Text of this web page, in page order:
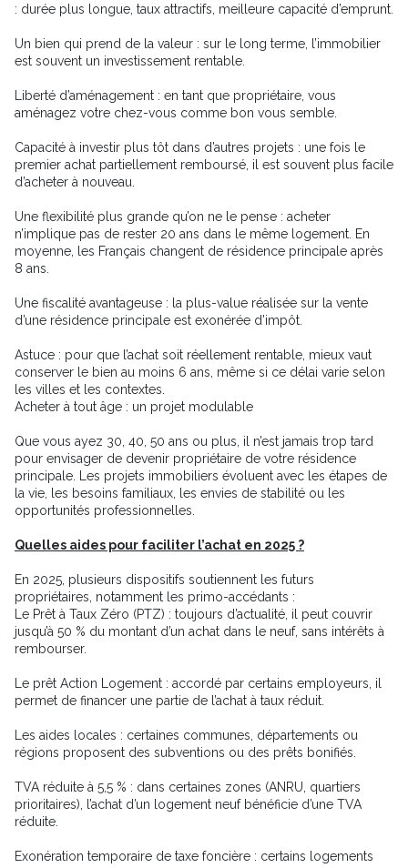
: durée plus longue, taux attractifs, meilleure capacité d’emprunt.
Un bien qui prend de la valeur : sur le long terme, l’immobilier
est souvent un investissement rentable.
Liberté d’aménagement : en tant que propriétaire, vous
aménagez votre chez-vous comme bon vous semble.
Capacité à investir plus tôt dans d’autres projets : une fois le
premier achat partiellement remboursé, il est souvent plus facile
d’acheter à nouveau.
Une flexibilité plus grande qu’on ne le pense : acheter
n’implique pas de rester 20 ans dans le même logement. En
moyenne, les Français changent de résidence principale après
8 ans.
Une fiscalité avantageuse : la plus-value réalisée sur la vente
d’une résidence principale est exonérée d’impôt.
Astuce : pour que l’achat soit réellement rentable, mieux vaut
conserver le bien au moins 6 ans, même si ce délai varie selon
les villes et les contextes.
Acheter à tout âge : un projet modulable
Que vous ayez 30, 40, 50 ans ou plus, il n’est jamais trop tard
pour envisager de devenir propriétaire de votre résidence
principale. Les projets immobiliers évoluent avec les étapes de
la vie, les besoins familiaux, les envies de stabilité ou les
opportunités professionnelles.
Quelles aides pour faciliter l’achat en 2025 ?
En 2025, plusieurs dispositifs soutiennent les futurs
propriétaires, notamment les primo-accédants :
Le Prêt à Taux Zéro (PTZ) : toujours d’actualité, il peut couvrir
jusqu’à 50 % du montant d’un achat dans le neuf, sans intérêts à
rembourser.
Le prêt Action Logement : accordé par certains employeurs, il
permet de financer une partie de l’achat à taux réduit.
Les aides locales : certaines communes, départements ou
régions proposent des subventions ou des prêts bonifiés.
TVA réduite à 5,5 % : dans certaines zones (ANRU, quartiers
prioritaires), l’achat d’un logement neuf bénéficie d’une TVA
réduite.
Exonération temporaire de taxe foncière : certains logements